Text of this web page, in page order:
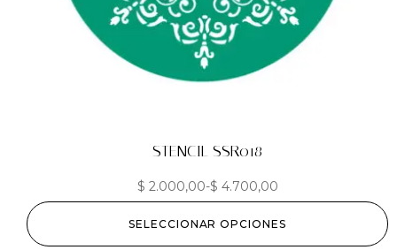
STENCIL SSR018
$ 2.000,00-$ 4.700,00
SELECCIONAR OPCIONES